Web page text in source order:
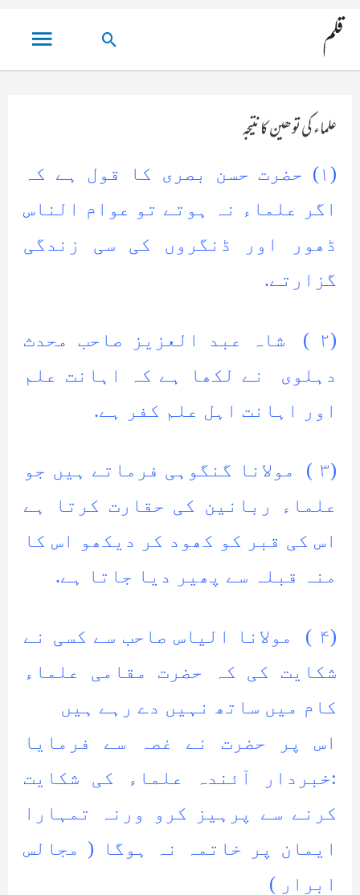
قلم
مین
مینو
تلاش
کریں۔
علماء کی توھین کا نتیجہ
(١) حضرت حسن بصری کا قول ہے کہ
اگر علماء نہ ہوتے تو عوام الناس
ڈھور اور ڈنگروں کی سی زندگی
گزارتے.
(۲ ) شاہ عبد العزیز صاحب محدث
دہلوی نے لکھا ہے کہ اہانت علم
اور اہانت اہل علم کفر ہے.
(۳ ) مولانا گنگوہی فرماتے ہیں جو
علماء ربانین کی حقارت کرتا ہے
اس کی قبر کو کھود کر دیکھو اس کا
منہ قبلہ سے پھیر دیا جاتا ہے.
(۴ ) مولانا الیاس صاحب سے کسی نے
شکایت کی کہ حضرت مقامی علماء
کام میں ساتھ نہیں دے رہے ہیں
اس پر حضرت نے غصہ سے فرمایا
:خبردار آئندہ علماء کی شکایت
کرنے سے پرہیز کرو ورنہ تمہارا
ایمان پر خاتمہ نہ ہوگا ( مجالس
ابرار )